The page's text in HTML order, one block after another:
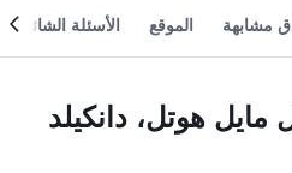
مشابهة الموقع الأسئلة الشائعة
هوتل، دانكيلد